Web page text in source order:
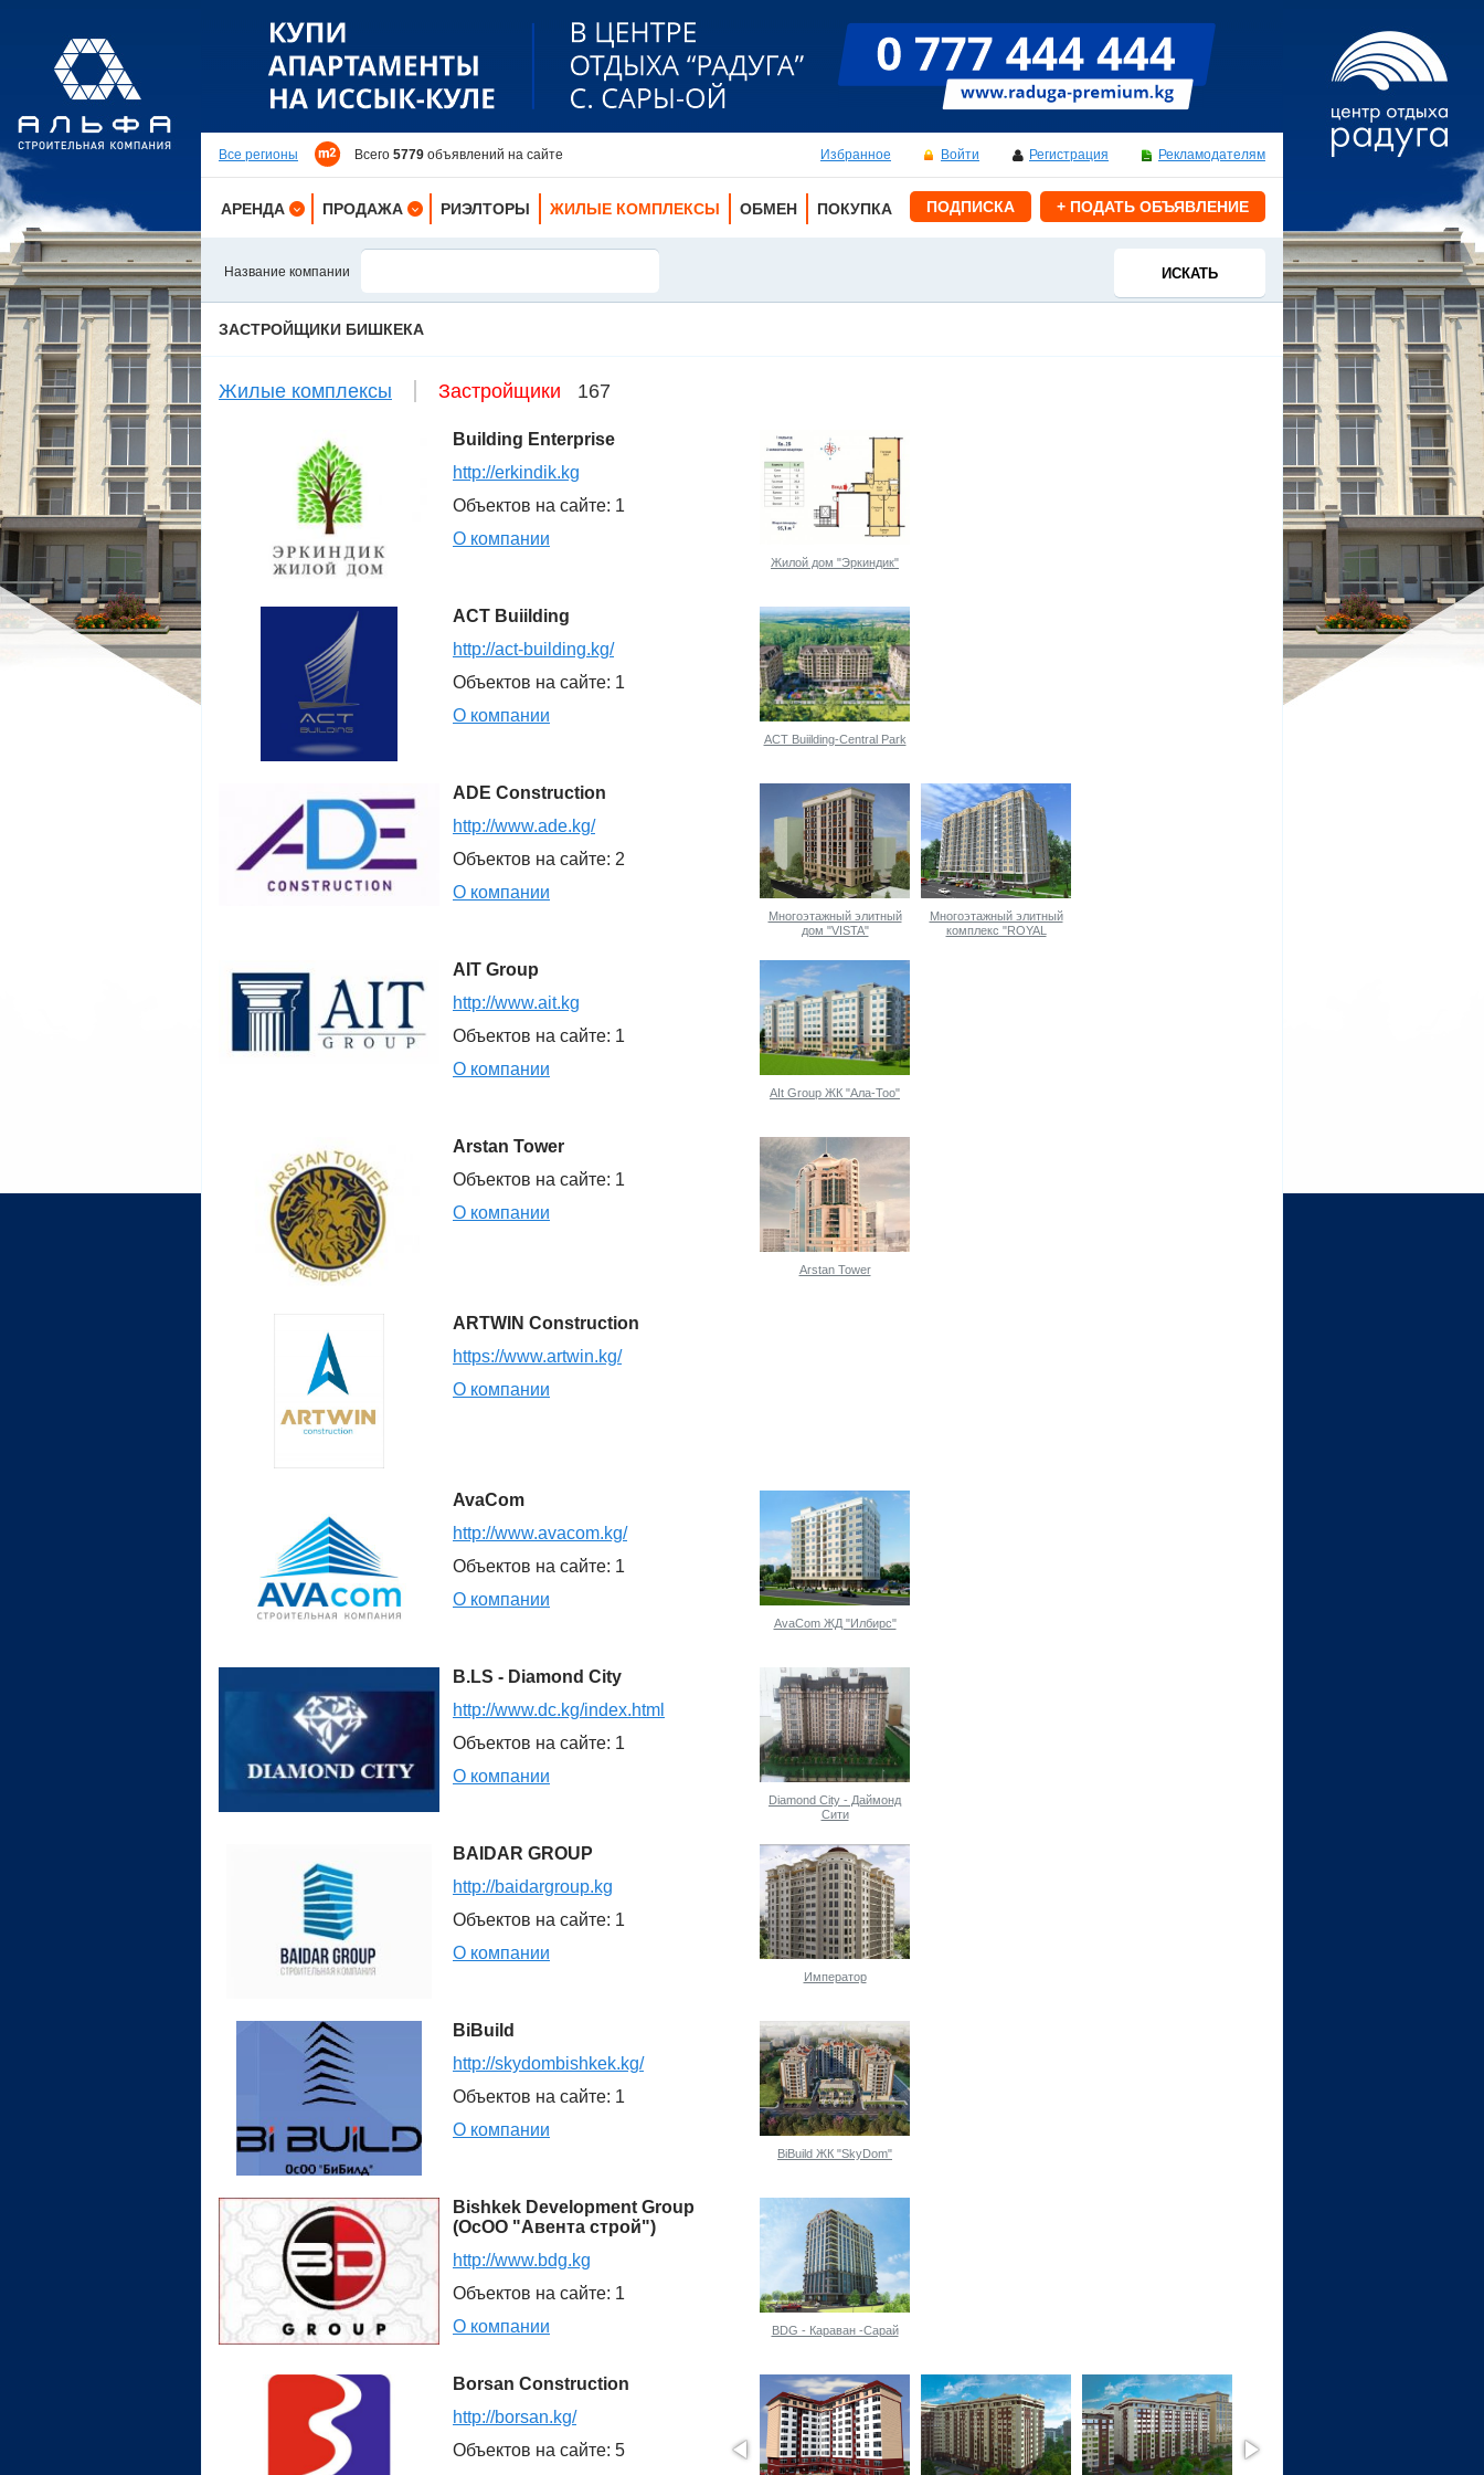
Все регионы Всего 5779 объявлений на сайте Избранное Войти Регистрация Рекламодателям
АРЕНДА
КОМНАТЫ
ОФИСЫ
МАГАЗИНЫ
ПРОЧЕЕ
ВОЗЬМУ В АРЕНДУ
ПРОДАЖА
КВАРТИРЫ
ДАЧИ
ОФИСЫ
ЗДАНИЯ
МАГАЗИНЫ
ПРОМБАЗЫ
ПРОЧЕЕ
ЗАРУБЕЖНАЯ НЕДВИЖИМОСТЬ
РИЭЛТОРЫ ЖИЛЫЕ КОМПЛЕКСЫ ОБМЕН ПОКУПКА ПОДПИСКА + ПОДАТЬ ОБЪЯВЛЕНИЕ
Название компании
ЗАСТРОЙЩИКИ БИШКЕКА
Жилые комплексы Застройщики 167
Building Enterprise
http://erkindik.kg
Объектов на сайте: 1
О компании
Жилой дом "Эркиндик"
ACT Buiilding
http://act-building.kg/
Объектов на сайте: 1
О компании
ACT Buiilding-Central Park
ADE Construction
http://www.ade.kg/
Объектов на сайте: 2
О компании
Многоэтажный элитный
дом "VISTA"
Многоэтажный элитный
комплекс "ROYAL
AIT Group
http://www.ait.kg
Объектов на сайте: 1
О компании
AIt Group ЖК "Ала-Тоо"
Arstan Tower
Объектов на сайте: 1
О компании
Arstan Tower
ARTWIN Construction
https://www.artwin.kg/
О компании
AvaCom
http://www.avacom.kg/
Объектов на сайте: 1
О компании
AvaCom ЖД "Илбирс"
B.LS - Diamond City
http://www.dc.kg/index.html
Объектов на сайте: 1
О компании
Diamond City - Даймонд
Сити
BAIDAR GROUP
http://baidargroup.kg
Объектов на сайте: 1
О компании
Император
BiBuild
http://skydombishkek.kg/
Объектов на сайте: 1
О компании
BiBuild ЖК "SkyDom"
Bishkek Development Group
(ОсОО "Авента строй")
http://www.bdg.kg
Объектов на сайте: 1
О компании
BDG - Караван -Сарай
Borsan Construction
http://borsan.kg/
Объектов на сайте: 5